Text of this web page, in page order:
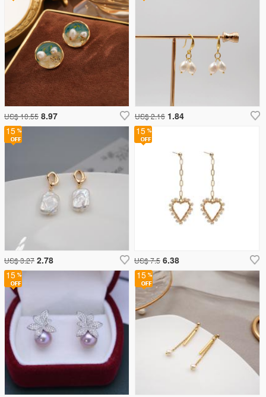
US$ 10.55 8.97 US$ 2.16 1.84
15
US$ 3.27 2.78
15
15
US$ 7.5 6.38
15